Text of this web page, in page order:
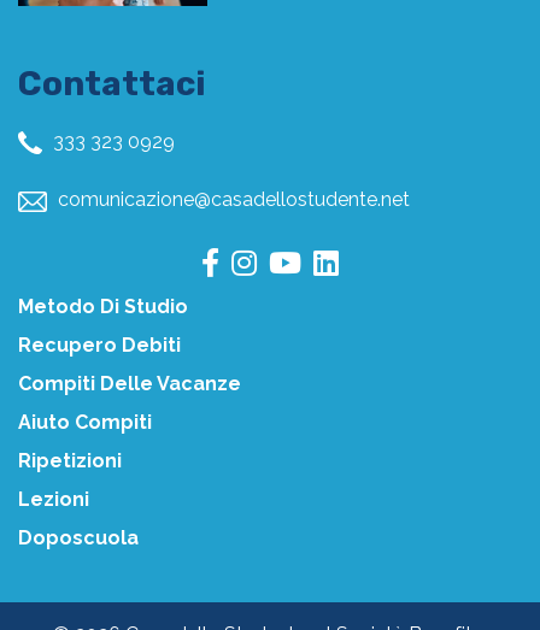
Contattaci
333 323 0929
comunicazione@casadellostudente.net
Metodo Di Studio
Recupero Debiti
Compiti Delle Vacanze
Aiuto Compiti
Ripetizioni
Lezioni
Doposcuola